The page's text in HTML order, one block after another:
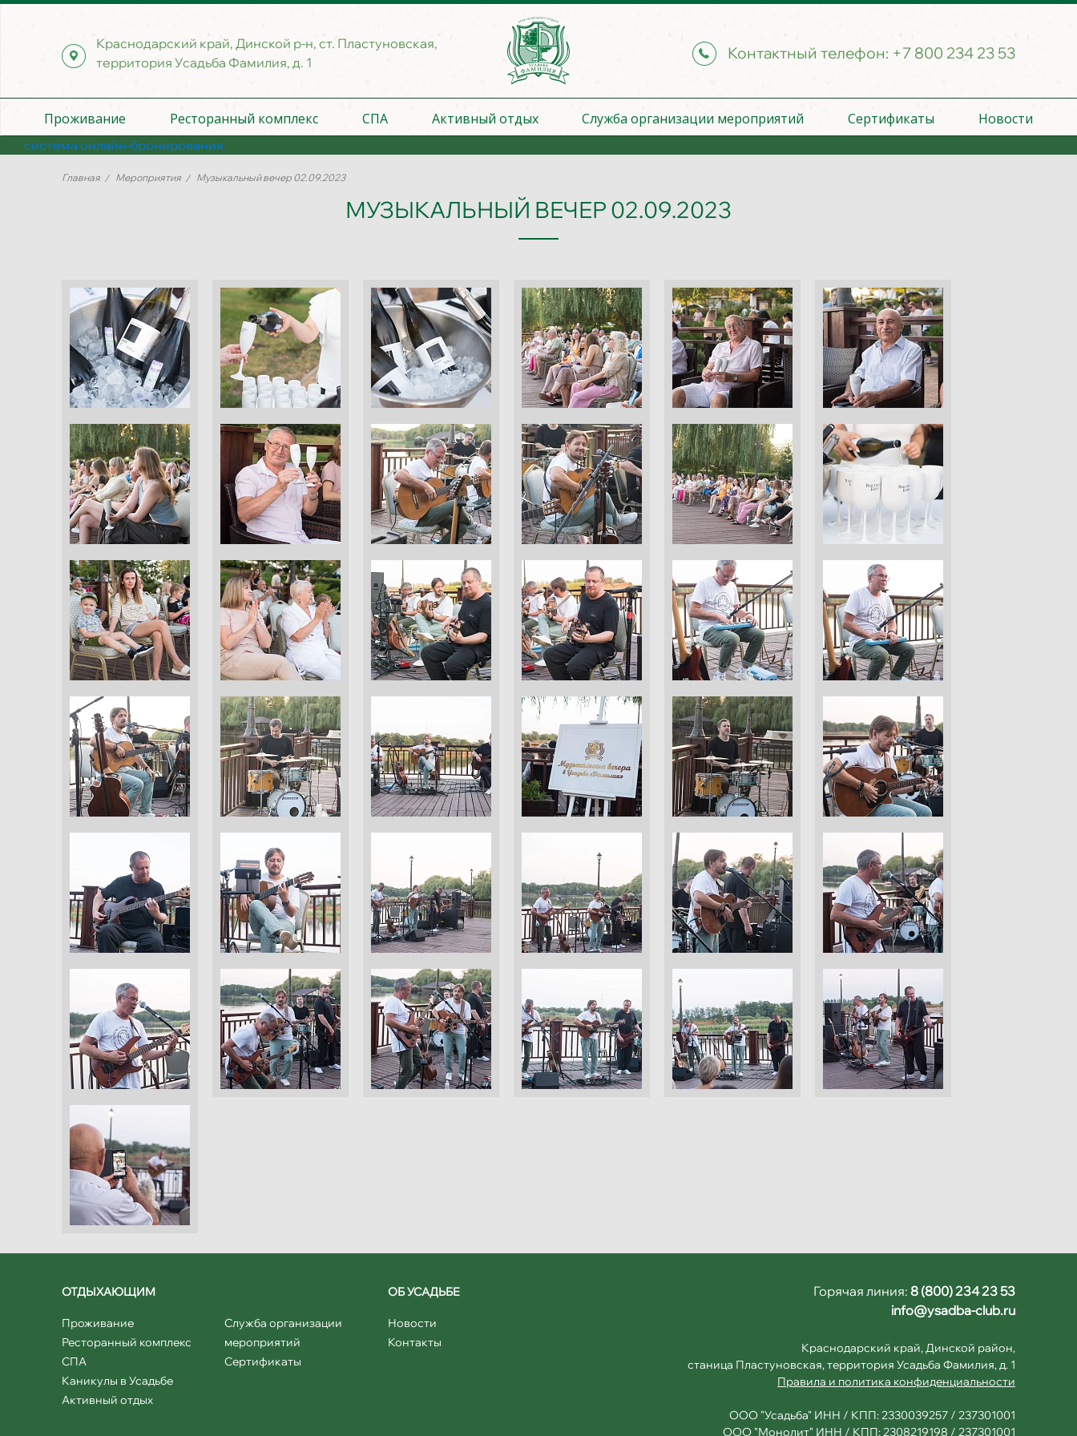
Краснодарский край, Динской р-н, ст. Пластуновская,
территория Усадьба Фамилия, д. 1
Контактный телефон: +7 800 234 23 53
Проживание Ресторанный комплекс СПА Активный отдых Служба организации мероприятий Сертификаты Новости
система онлайн-бронирования
Главная Мероприятия Музыкальный вечер 02.09.2023
МУЗЫКАЛЬНЫЙ ВЕЧЕР 02.09.2023
ОТДЫХАЮЩИМ
Проживание
Ресторанный комплекс
СПА
Каникулы в Усадьбе
Активный отдых
Служба организации
мероприятий
Сертификаты
ОБ УСАДЬБЕ
Новости
Контакты
Горячая линия: 8 (800) 234 23 53
info@ysadba-club.ru
Краснодарский край, Динской район,
станица Пластуновская, территория Усадьба Фамилия, д. 1
Правила и политика конфиденциальности
ООО "Усадьба" ИНН / КПП: 2330039257 / 237301001
ООО "Монолит" ИНН / КПП: 2308219198 / 237301001